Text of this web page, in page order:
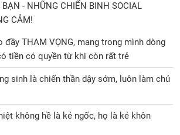
- NHỮNG CHIẾN BINH SOCIAL
CẢM!
đầy THAM VỌNG, mang trong mình dòng
tiền có quyền từ khi còn rất trẻ
sinh là chiến thần dậy sớm, luôn làm chủ
không hề là kẻ ngốc, họ là kẻ khôn